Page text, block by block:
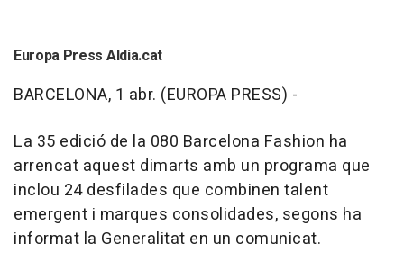
Europa Press Aldia.cat
BARCELONA, 1 abr. (EUROPA PRESS) -
La 35 edició de la 080 Barcelona Fashion ha
arrencat aquest dimarts amb un programa que
inclou 24 desfilades que combinen talent
emergent i marques consolidades, segons ha
informat la Generalitat en un comunicat.